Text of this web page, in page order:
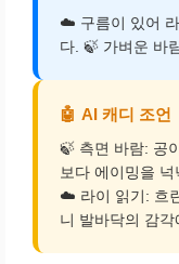
☁️ 구름이 있어
다. 🍃 가벼운 바
🤖 AI 캐디 조언
🍃 측면 바람: 공
보다 에이밍을
☁️ 라이 읽기: 흐
니 발바닥의 감